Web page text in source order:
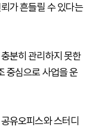
가 흔들릴 수 있다는
분히 관리하지 못한
중심으로 사업을 운
유오피스와 스터디